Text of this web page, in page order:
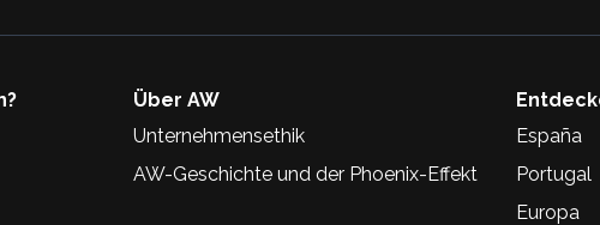
Über AW
Unternehmensethik
AW-Geschichte und der Phoenix-Effekt
España
Portugal
Europa